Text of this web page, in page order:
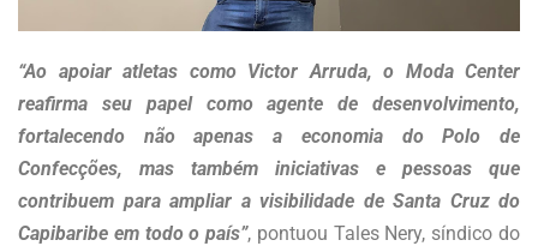
“Ao apoiar atletas como Victor Arruda, o Moda Center
reafirma seu papel como agente de desenvolvimento,
fortalecendo não apenas a economia do Polo de
Confecções, mas também iniciativas e pessoas que
contribuem para ampliar a visibilidade de Santa Cruz do
Capibaribe em todo o país”, pontuou Tales Nery, síndico do